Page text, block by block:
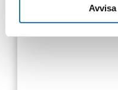
Avvisa
Vår sms-tjänst
som